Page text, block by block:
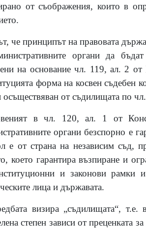
от съображения, които в
че принципът на правовата
органи да
на основание чл. 119, ал. 2
форма на косвен съдебен
осъществяван от съдилищата по
в чл. 120, ал. 1 от
органи безспорно е
е от страна на независим съд,
което гарантира възпиране и
и законови рамки и
лица и държавата.
визира „съдилищата“,
степен зависи от преценката